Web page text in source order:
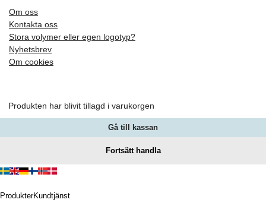
Om oss
Kontakta oss
Stora volymer eller egen logotyp?
Nyhetsbrev
Om cookies
Produkten har blivit tillagd i varukorgen
Gå till kassan
Fortsätt handla
ProdukterKundtjänst